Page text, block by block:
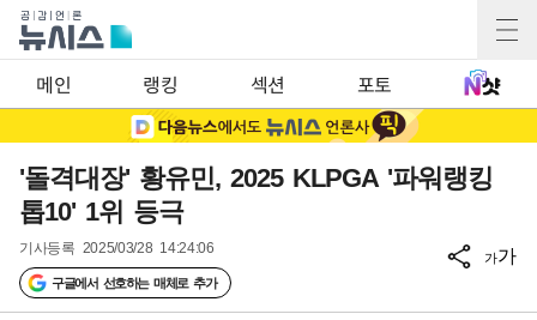
메인 랭킹 섹션 포토
'돌격대장' 황유민, 2025 KLPGA '파워랭킹
톱10' 1위 등극
기사등록 2025/03/28 14:24:06
구글에서 선호하는 매체로 추가
가가